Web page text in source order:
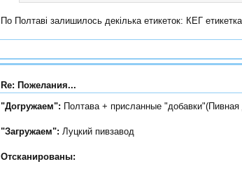
По Полтаві залишилось декілька етикеток: КЕГ
Re: Пожелания...
"Догружаем": Полтава + присланные
"Загружаем": Луцкий пивзавод
Oтсканированы: